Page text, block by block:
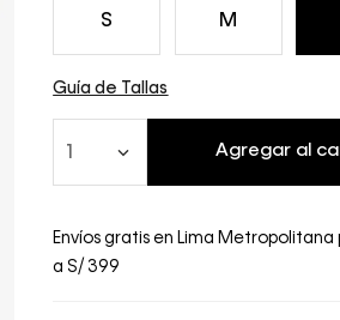
M
S
Guía de Tallas
1 Agregar al
Envíos gratis en Lima
a S/ 399